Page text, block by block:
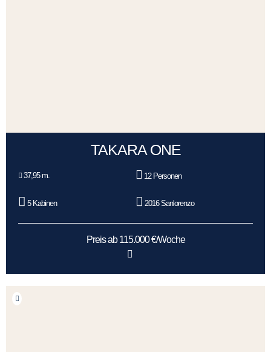
TAKARA ONE
37,95 m. 12 Personen
5 Kabinen 2016 Sanlorenzo
Preis ab 115.000 €/Woche